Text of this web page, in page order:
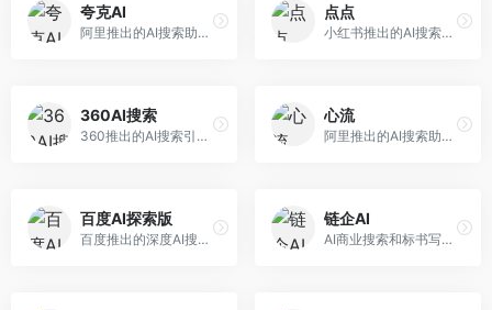
夸克AI
阿里推出的AI搜索助手，整合搜索与AI功能。面向年轻用户，提供智能搜索、文档处理、学习辅助等服务，与夸克生态深度整合。
点点
小红书推出的AI搜索应用，专注于生活方式内容搜索。面向小红书用户，提供生活攻略、消费决策、内容推荐等服务，生活方式内容丰富。
360AI搜索
360推出的AI搜索引擎，专注于安全智能搜索。面向普通用户，提供智能问答、网页搜索、内容整理等服务，安全防护能力强。
心流
阿里推出的AI搜索助手，专注于智能信息获取。面向普通用户，提供智能搜索、内容整理、知识问答等服务，与阿里生态深度整合。
百度AI探索版
百度推出的深度AI搜索引擎，整合百度知识图谱。面向中文用户，提供智能问答、知识探索、内容生成等服务，知识覆盖面广。
链企AI
AI商业搜索和标书写作工具，专注于企业服务场景。面向企业用户，提供商业信息搜索、标书生成、企业分析等服务，商业信息专业。